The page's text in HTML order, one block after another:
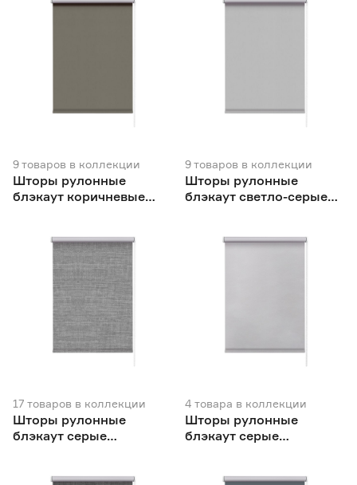
9товаров в коллекции
Шторы рулонные
блэкаут коричневые
9товаров в коллекции
Шторы рулонные
блэкаут светло-серые
17 товаров в коллекции
Шторы рулонные
блэкаут серые
4 товара в коллекции
Шторы рулонные
блэкаут серые